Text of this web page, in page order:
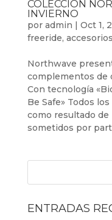
COLECCIÓN
INVIERNO
por admin | Oct 1,
freeride,
Northwave
complementos de
Con tecnología
Be Safe» Todos
como resultado
sometidos por
ENTRADAS